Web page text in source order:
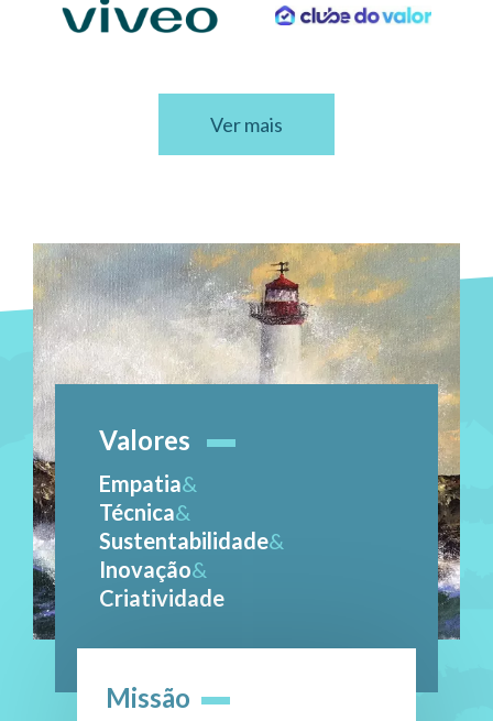
Ver mais
Valores
Empatia&
Técnica&
Sustentabilidade&
Inovação&
Criatividade
Missão